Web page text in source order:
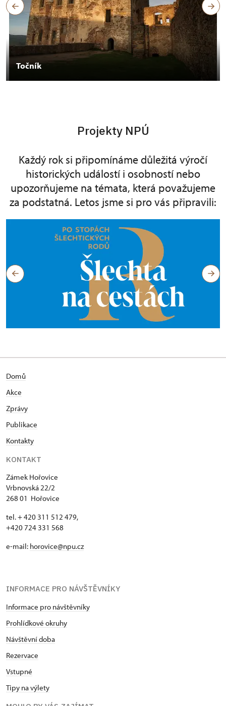
Točník
Projekty NPÚ
Každý rok si připomínáme důležitá výročí
historických událostí i osobností nebo
upozorňujeme na témata, která považujeme
za podstatná. Letos jsme si pro vás připravili:
Domů
Akce
Zprávy
Publikace
Kontakty
KONTAKT
Zámek Hořovice
Vrbnovská 22/2
268 01 Hořovice
tel. + 420 311 512 479,
+420 724 331 568
e-mail: horovice@npu.cz
INFORMACE PRO NÁVŠTĚVNÍKY
Informace pro návštěvníky
Prohlídkové okruhy
Návštěvní doba
Rezervace
Vstupné
Tipy na výlety